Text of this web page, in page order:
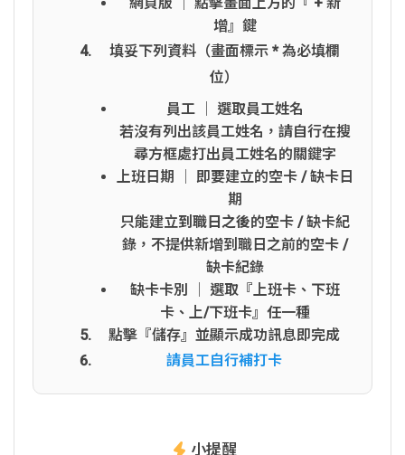
增』鍵
填妥下列資料（畫面標示*為必填欄
位）
員工 │ 選取員工姓名
若沒有列出該員工姓名，請自行在搜
尋方框處打出員工姓名的關鍵字
上班日期 │ 即要建立的空卡 / 缺卡日
期
只能建立到職日之後的空卡 / 缺卡紀
錄，不提供新增到職日之前的空卡 /
缺卡紀錄
缺卡卡別 │ 選取『上班卡、下班
卡、上/下班卡』任一種
點擊『儲存』並顯示成功訊息即完成
請員工自行補打卡
小提醒